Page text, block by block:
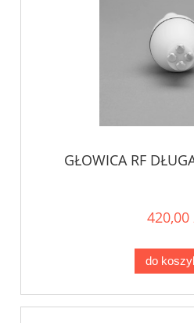
GŁOWICA RF
420,00
do